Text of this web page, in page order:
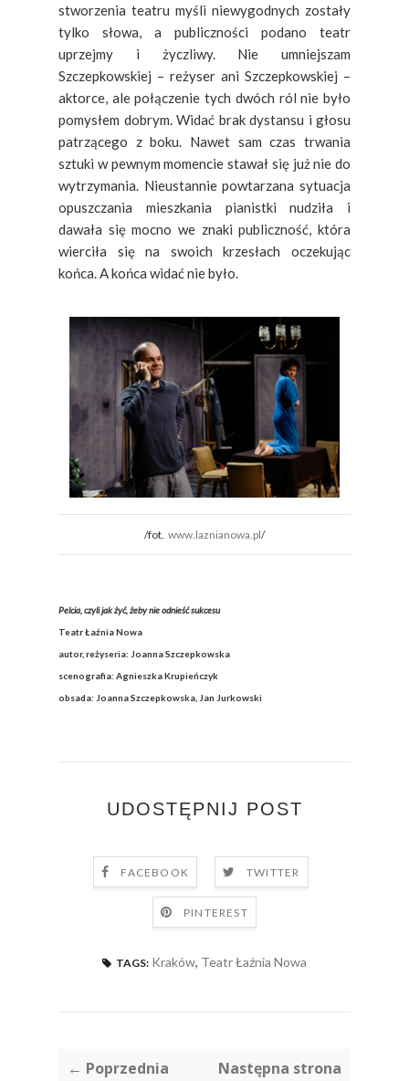
stworzenia teatru myśli niewygodnych zostały
tylko słowa, a publiczności podano teatr
uprzejmy i życzliwy. Nie umniejszam
Szczepkowskiej – reżyser ani Szczepkowskiej –
aktorce, ale połączenie tych dwóch ról nie było
pomysłem dobrym. Widać brak dystansu i głosu
patrzącego z boku. Nawet sam czas trwania
sztuki w pewnym momencie stawał się już nie do
wytrzymania. Nieustannie powtarzana sytuacja
opuszczania mieszkania pianistki nudziła i
dawała się mocno we znaki publiczność, która
wierciła się na swoich krzesłach oczekując
końca. A końca widać nie było.
/fot. www.laznianowa.pl/
Pelcia, czyli jak żyć, żeby nie odnieść sukcesu
Teatr Łaźnia Nowa
autor, reżyseria: Joanna Szczepkowska
scenografia: Agnieszka Krupieńczyk
obsada: Joanna Szczepkowska, Jan Jurkowski
UDOSTĘPNIJ POST
FACEBOOK TWITTER
PINTEREST
TAGS: Kraków, Teatr Łaźnia Nowa
← Poprzednia
Następna strona